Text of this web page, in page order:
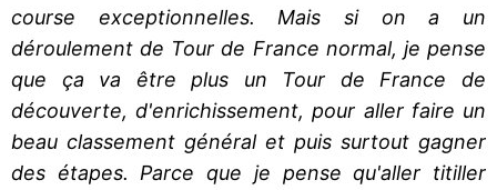
course exceptionnelles. Mais si on a un
déroulement de Tour de France normal, je pense
que ça va être plus un Tour de France de
découverte, d'enrichissement, pour aller faire un
beau classement général et puis surtout gagner
des étapes. Parce que je pense qu'aller titiller